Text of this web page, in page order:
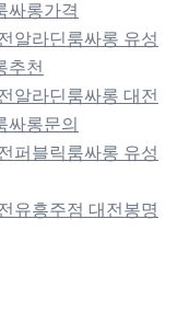
싸롱가격
알라딘룸싸롱 유성
추천
알라딘룸싸롱 대전
싸롱문의
퍼블릭룸싸롱 유성
유흥주점 대전봉명